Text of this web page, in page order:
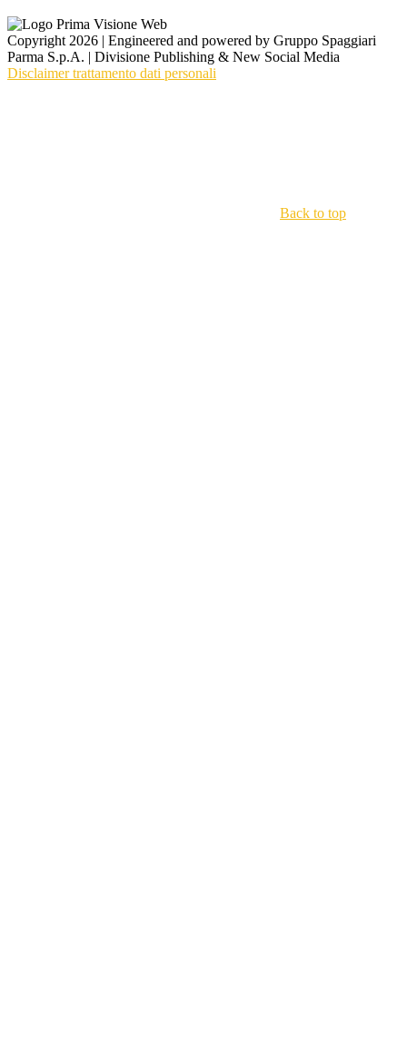
Copyright 2026 | Engineered and powered by Gruppo Spaggiari
Parma S.p.A. | Divisione Publishing & New Social Media
Disclaimer trattamento dati personali
Back to top